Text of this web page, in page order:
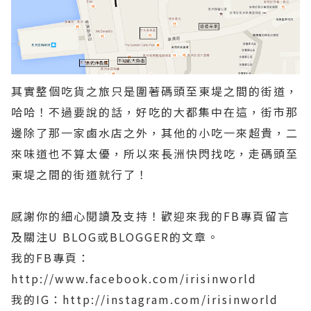
其實整個吃貨之旅只是圍著碼頭至東堤之間的街道，
哈哈！不過要說的話，好吃的大都集中在這，街市那
邊除了那一家鹵水店之外，其他的小吃一來超貴，二
來味道也不算太優，所以來長洲快閃找吃，走碼頭至
東堤之間的街道就行了！
感謝你的細心閱讀及支持！歡迎來我的FB專頁留言
及關注U BLOG或BLOGGER的文章。
我的FB專頁：
http://www.facebook.com/irisinworld
我的IG：http://instagram.com/irisinworld